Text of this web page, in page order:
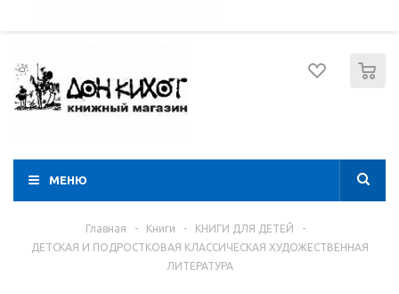
МЕНЮ
Главная - Книги - КНИГИ ДЛЯ ДЕТЕЙ
-
ДЕТСКАЯ И ПОДРОСТКОВАЯ КЛАССИЧЕСКАЯ ХУДОЖЕСТВЕННАЯ
ЛИТЕРАТУРА